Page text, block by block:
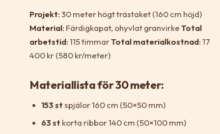
Projekt: 30 meter högt trästaket (160 cm höjd)
Material: Färdigkapat, ohyvlat granvirkeTotal
arbetstid: 115 timmarTotal materialkostnad: 17
400 kr (580 kr/meter)
Materiallista för 30 meter:
153 stspjälor 160 cm (50×50 mm)
63 st korta ribbor 140 cm (50×100 mm)